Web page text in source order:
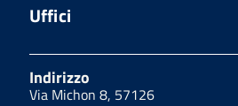
Uffici
Indirizzo
Via Michon 8, 57126